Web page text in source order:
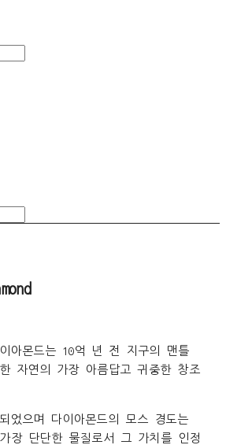
아몬드는 10억 년 전 지구의 맨틀
자연의 가장 아름답고 귀중한 창조
었으며 다이아몬드의 모스 경도는
장 단단한 물질로서 그 가치를 인정